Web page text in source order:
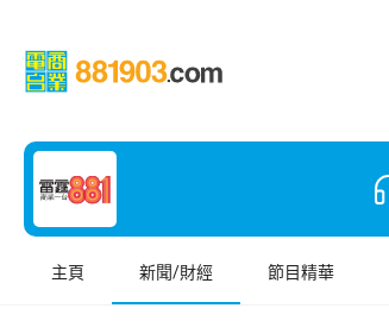
主頁 新聞/財經 節目精華